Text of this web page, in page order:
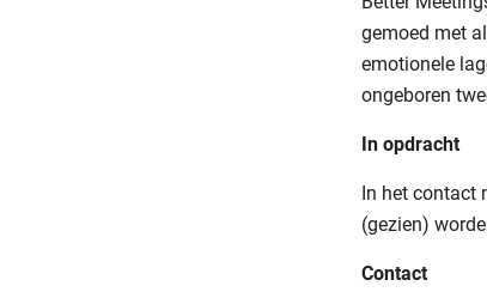
gemoed met
emotionele
ongeboren
In opdracht
In het contact
(gezien)
Contact